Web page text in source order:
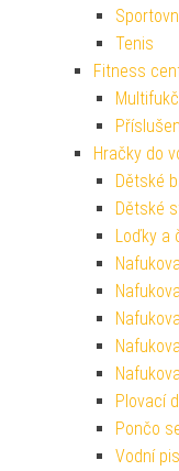
Tenis
Fitness
Hračky do
Dětské
Dětské
Loďky a
Plovací
Pončo
Vodní